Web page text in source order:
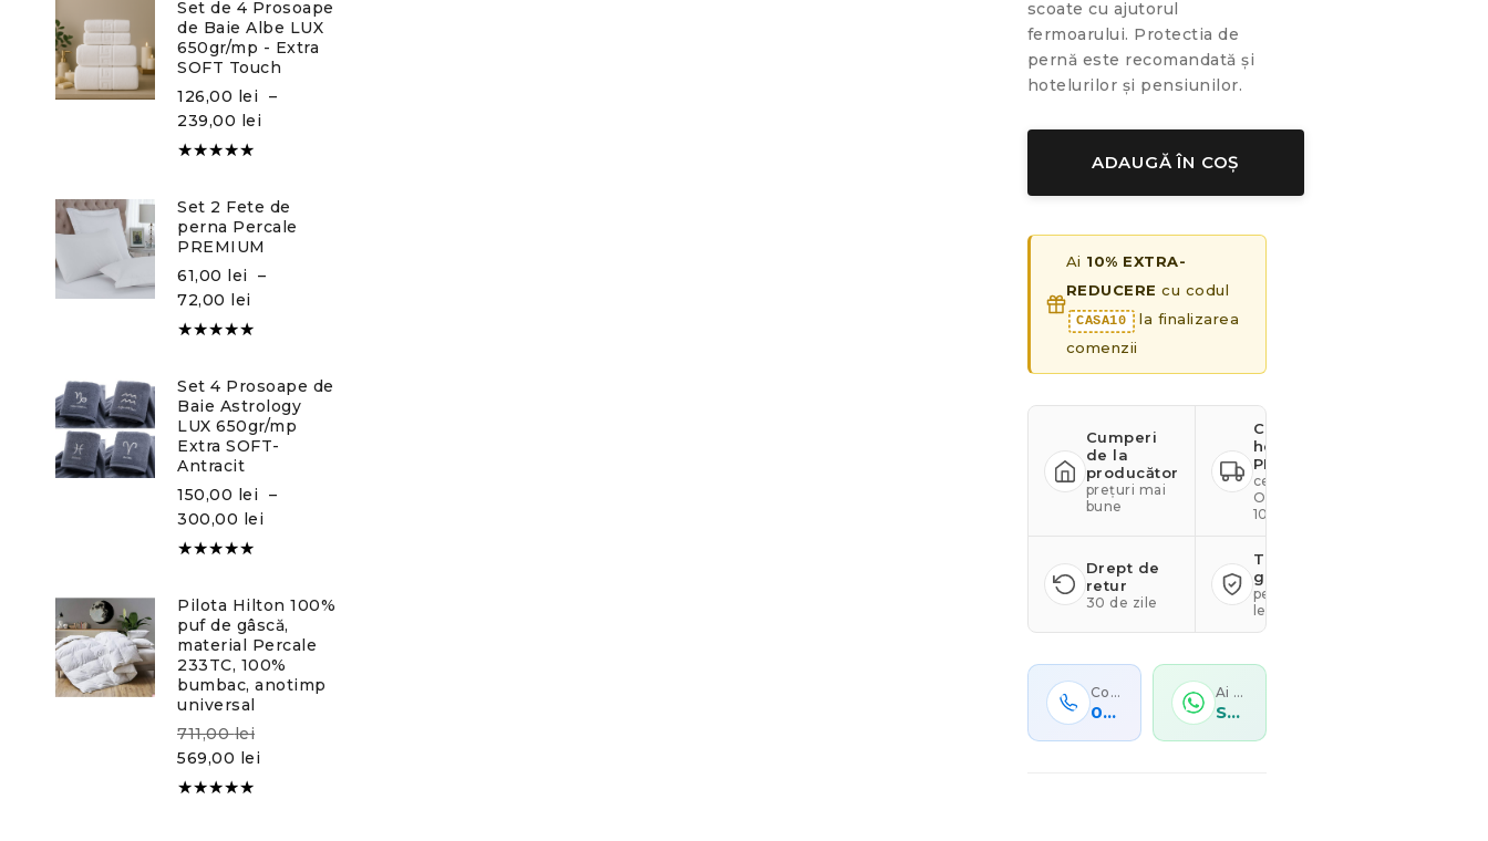
5
Set de 4 Prosoape
de Baie Albe LUX
650gr/mp - Extra
SOFT Touch
126,00 lei
–
239,00 lei
5
Set 2 Fete de
perna Percale
PREMIUM
61,00 lei
–
72,00 lei
5
Set 4 Prosoape de
Baie Astrology
LUX 650gr/mp
Extra SOFT-
Antracit
150,00 lei
–
300,00 lei
5
Pilota Hilton 100%
puf de gâscă,
material Percale
233TC, 100%
bumbac, anotimp
universal
711,00lei
569,00 lei
scoate cu ajutorul
fermoarului. Protectia de
pernă este recomandată și
hotelurilor și pensiunilor.
ADAUGĂ ÎN COȘ
Ai 10% EXTRA-
REDUCERE cu codul
CASA10 la finalizarea
comenzii
Cumperi
de la
producător
prețuri mai
bune
Calitate
hotelieră
PREMIUM
certificare
OEKO-TEX
100
Drept de
retur
30 de zile
Transport
gratuit
peste 499
lei
Contactează-ne
0767 278 100
Ai o comandă personalizată?
Scrie-ne acum